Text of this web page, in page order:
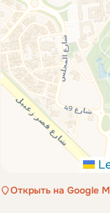
Открыть на Google